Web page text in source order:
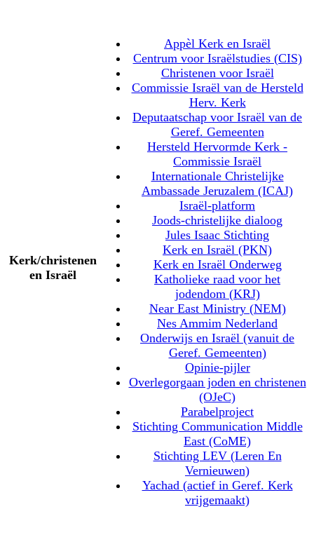
Kerk/christenen
en Israël
Appèl Kerk en Israël
Centrum voor Israëlstudies (CIS)
Christenen voor Israël
Commissie Israël van de Hersteld
Herv. Kerk
Deputaatschap voor Israël van de
Geref. Gemeenten
Hersteld Hervormde Kerk -
Commissie Israël
Internationale Christelijke
Ambassade Jeruzalem (ICAJ)
Israël-platform
Joods-christelijke dialoog
Jules Isaac Stichting
Kerk en Israël (PKN)
Kerk en Israël Onderweg
Katholieke raad voor het
jodendom (KRJ)
Near East Ministry (NEM)
Nes Ammim Nederland
Onderwijs en Israël (vanuit de
Geref. Gemeenten)
Opinie-pijler
Overlegorgaan joden en christenen
(OJeC)
Parabelproject
Stichting Communication Middle
East (CoME)
Stichting LEV (Leren En
Vernieuwen)
Yachad (actief in Geref. Kerk
vrijgemaakt)